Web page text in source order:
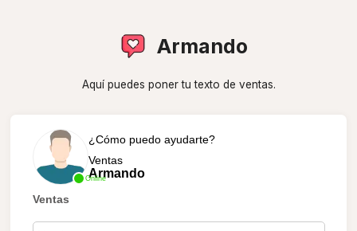
Armando
Aquí puedes poner tu texto de ventas.
Online
¿Cómo puedo ayudarte?
Ventas
Armando
Ventas